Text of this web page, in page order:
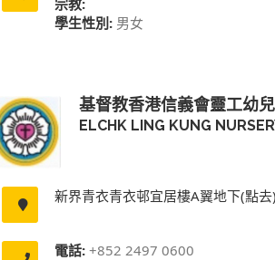
學生性別: 男女
基督教香港信義會靈工幼
ELCHK LING KUNG
新界青衣青衣邨宜居樓A翼地下(點去)
電話: +852 2497 0600